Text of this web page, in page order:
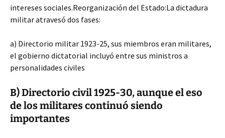
intereses sociales.Reorganización del Estado:La dictadura
militar atravesó dos fases:
a) Directorio militar 1923-25, sus miembros eran militares,
el gobierno dictatorial incluyó entre sus ministros a
personalidades civiles
B) Directorio civil 1925-30, aunque el eso
de los militares continuó siendo
importantes